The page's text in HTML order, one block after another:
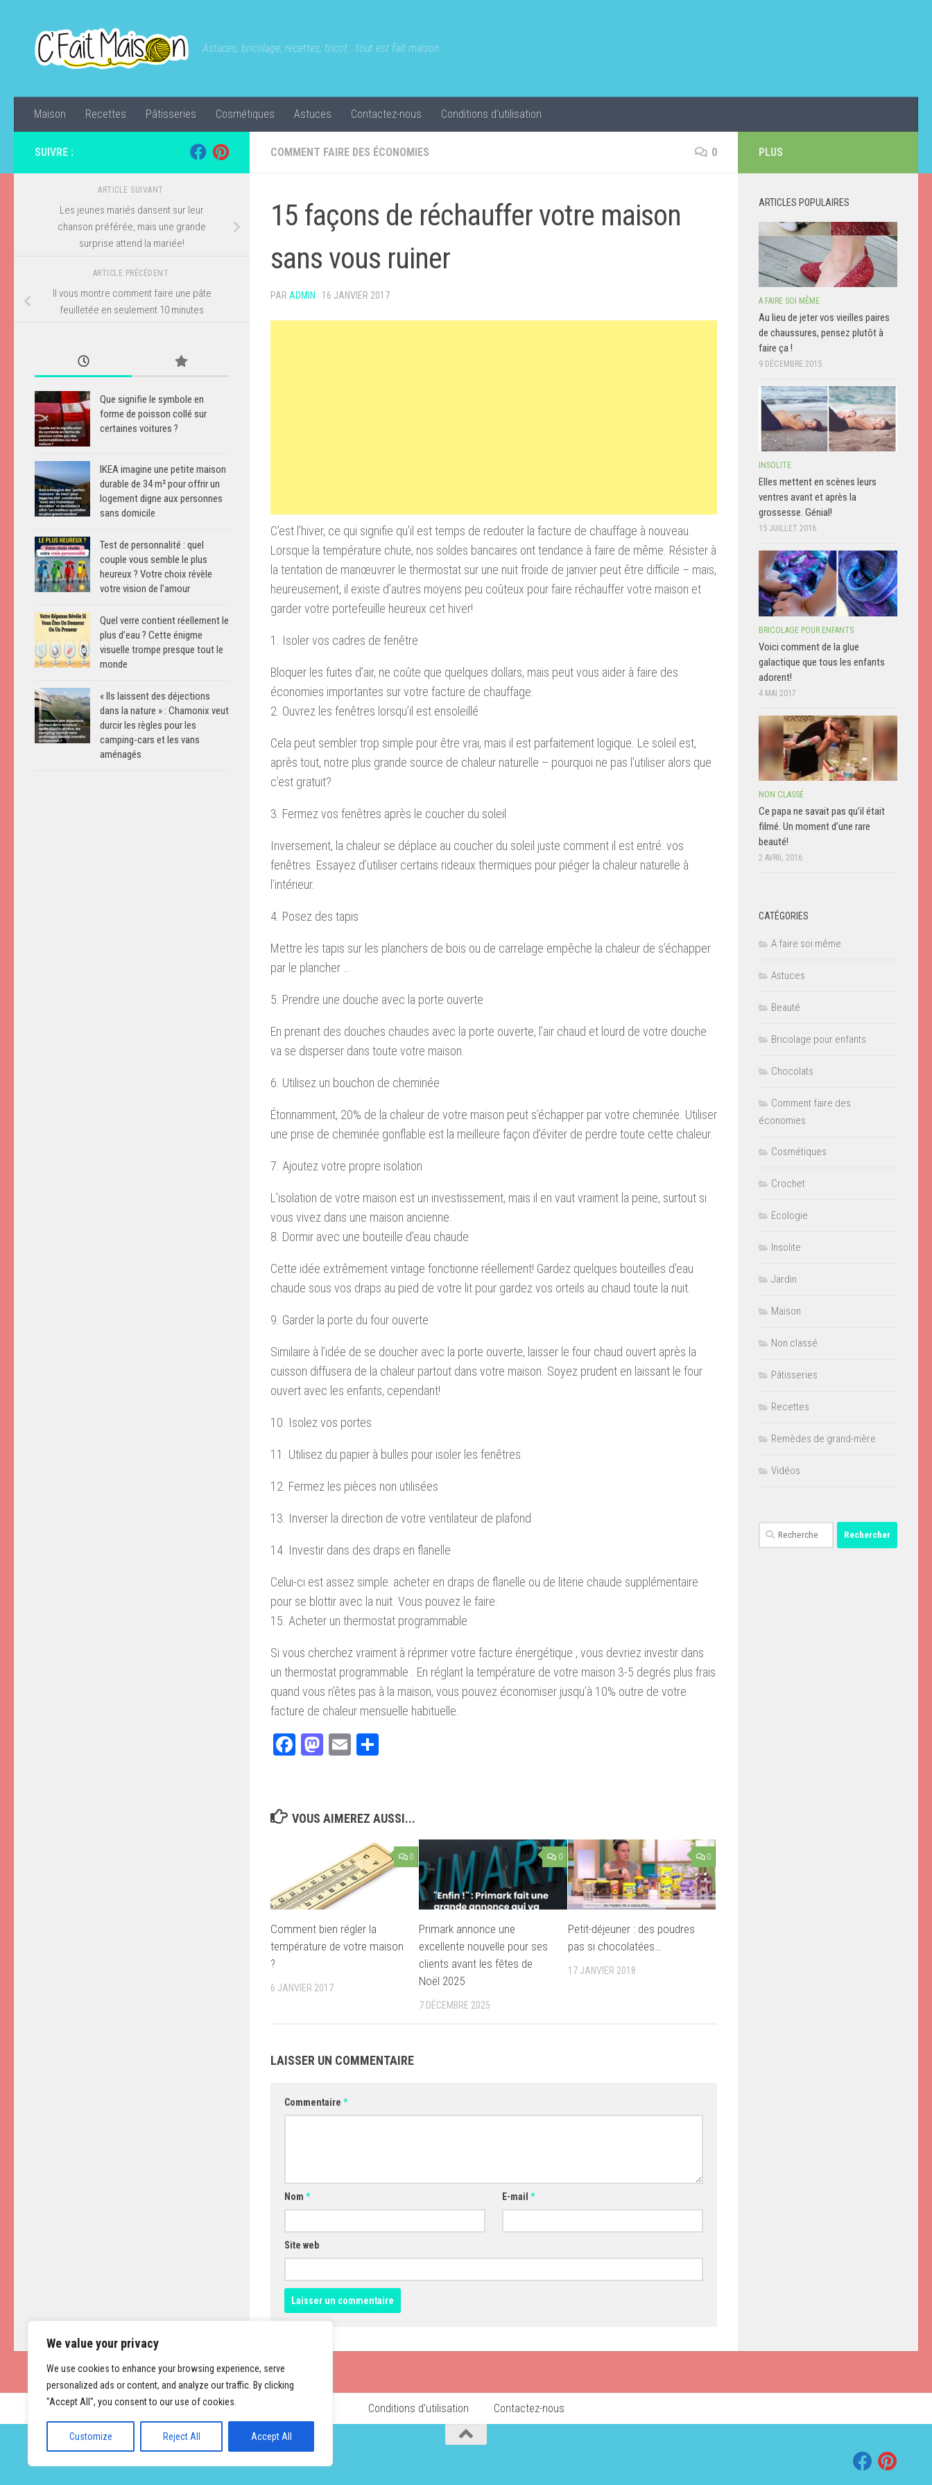
We value your privacy
We use cookies to enhance your browsing experience, serve
personalized ads or content, and analyze our traffic. By clicking
"Accept All", you consent to our use of cookies.
Customize Reject All Accept All
Astuces, bricolage, recettes, tricot...tout est fait maison
Maison Recettes Pâtisseries Cosmétiques Astuces Contactez-nous Conditions d’utilisation
COMMENT FAIRE DES ÉCONOMIES 0
15 façons de réchauffer votre maison
sans vous ruiner
PAR ADMIN · 16 JANVIER 2017
C’est l’hiver, ce qui signifie qu’il est temps de redouter la facture de chauffage à nouveau.
Lorsque la température chute, nos soldes bancaires ont tendance à faire de même. Résister à
la tentation de manœuvrer le thermostat sur une nuit froide de janvier peut être difficile – mais,
heureusement, il existe d’autres moyens peu coûteux pour faire réchauffer votre maison et
garder votre portefeuille heureux cet hiver!
1. Isoler vos cadres de fenêtre
Bloquer les fuites d’air, ne coûte que quelques dollars, mais peut vous aider à faire des
économies importantes sur votre facture de chauffage.
2. Ouvrez les fenêtres lorsqu’il est ensoleillé
Cela peut sembler trop simple pour être vrai, mais il est parfaitement logique. Le soleil est,
après tout, notre plus grande source de chaleur naturelle – pourquoi ne pas l’utiliser alors que
c’est gratuit?
3. Fermez vos fenêtres après le coucher du soleil
Inversement, la chaleur se déplace au coucher du soleil juste comment il est entré: vos
fenêtres. Essayez d’utiliser certains rideaux thermiques pour piéger la chaleur naturelle à
l’intérieur.
4. Posez des tapis
Mettre les tapis sur les planchers de bois ou de carrelage empêche la chaleur de s’échapper
par le plancher …
5. Prendre une douche avec la porte ouverte
En prenant des douches chaudes avec la porte ouverte, l’air chaud et lourd de votre douche
va se disperser dans toute votre maison.
6. Utilisez un bouchon de cheminée
Étonnamment, 20% de la chaleur de votre maison peut s’échapper par votre cheminée. Utiliser
une prise de cheminée gonflable est la meilleure façon d’éviter de perdre toute cette chaleur.
7. Ajoutez votre propre isolation
L’isolation de votre maison est un investissement, mais il en vaut vraiment la peine, surtout si
vous vivez dans une maison ancienne.
8. Dormir avec une bouteille d’eau chaude
Cette idée extrêmement vintage fonctionne réellement! Gardez quelques bouteilles d’eau
chaude sous vos draps au pied de votre lit pour gardez vos orteils au chaud toute la nuit.
9. Garder la porte du four ouverte
Similaire à l’idée de se doucher avec la porte ouverte, laisser le four chaud ouvert après la
cuisson diffusera de la chaleur partout dans votre maison. Soyez prudent en laissant le four
ouvert avec les enfants, cependant!
10. Isolez vos portes
11. Utilisez du papier à bulles pour isoler les fenêtres
12. Fermez les pièces non utilisées
13. Inverser la direction de votre ventilateur de plafond
14. Investir dans des draps en flanelle
Celui-ci est assez simple: acheter en draps de flanelle ou de literie chaude supplémentaire
pour se blottir avec la nuit. Vous pouvez le faire.
15. Acheter un thermostat programmable
Si vous cherchez vraiment à réprimer votre facture énergétique , vous devriez investir dans
un thermostat programmable . En réglant la température de votre maison 3-5 degrés plus frais
quand vous n’êtes pas à la maison, vous pouvez économiser jusqu’à 10% outre de votre
facture de chaleur mensuelle habituelle.
Facebook
Mastodon
Email
VOUS AIMEREZ AUSSI...
0
Comment bien régler la
température de votre maison
?
6 JANVIER 2017
0
Primark annonce une
excellente nouvelle pour ses
clients avant les fêtes de
Noël 2025
7 DÉCEMBRE 2025
0
Petit-déjeuner : des poudres
pas si chocolatées…
17 JANVIER 2018
LAISSER UN COMMENTAIRE
Commentaire *
Nom * E-mail*
Site web
SUIVRE :
ARTICLE SUIVANT
Les jeunes mariés dansent sur leur
chanson préférée, mais une grande
surprise attend la mariée!
ARTICLE PRÉCÉDENT
Il vous montre comment faire une pâte
feuilletée en seulement 10 minutes
Que signifie le symbole en
forme de poisson collé sur
certaines voitures ?
IKEA imagine une petite maison
durable de 34 m² pour offrir un
logement digne aux personnes
sans domicile
Test de personnalité : quel
couple vous semble le plus
heureux ? Votre choix révèle
votre vision de l’amour
Quel verre contient réellement le
plus d’eau ? Cette énigme
visuelle trompe presque tout le
monde
« Ils laissent des déjections
dans la nature » : Chamonix veut
durcir les règles pour les
camping-cars et les vans
aménagés
PLUS
ARTICLES POPULAIRES
A FAIRE SOI MÊME
Au lieu de jeter vos vieilles paires
de chaussures, pensez plutôt à
faire ça !
9 DÉCEMBRE 2015
INSOLITE
Elles mettent en scènes leurs
ventres avant et après la
grossesse. Génial!
15 JUILLET 2016
BRICOLAGE POUR ENFANTS
Voici comment de la glue
galactique que tous les enfants
adorent!
4 MAI 2017
NON CLASSÉ
Ce papa ne savait pas qu’il était
filmé. Un moment d’une rare
beauté!
2 AVRIL 2016
CATÉGORIES
A faire soi même
Astuces
Beauté
Bricolage pour enfants
Chocolats
Comment faire des
économies
Cosmétiques
Crochet
Ecologie
Insolite
Jardin
Maison
Non classé
Pâtisseries
Recettes
Remèdes de grand-mère
Vidéos
Rechercher :
Conditions d’utilisation Contactez-nous